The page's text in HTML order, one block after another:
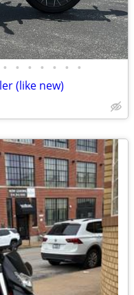
• • • • • • •
(like new)